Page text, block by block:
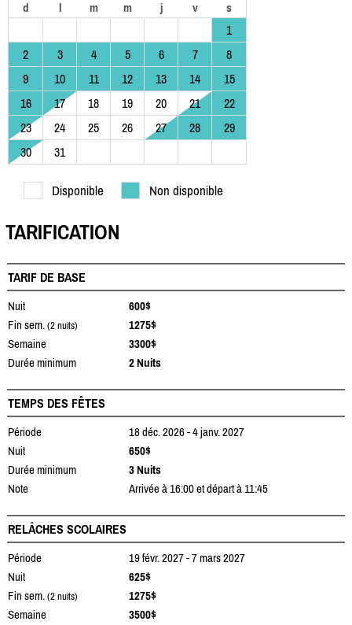
d l m m j v s
1
2
3 4 5 6 7
8
9
10 11 12 13 14
15
16
17 18 19 20 21
22
23
24 25 26 27 28
29
30
31
Disponible Non disponible
TARIFICATION
TARIF DE BASE
Nuit
600$
Fin sem. (2 nuits)
1275$
Semaine
3300$
Durée minimum
2 Nuits
TEMPS DES FÊTES
Période
18 déc. 2026 - 4 janv. 2027
Nuit
650$
Durée minimum
3 Nuits
Note
Arrivée à 16:00 et départ à 11:45
RELÂCHES SCOLAIRES
Période
19 févr. 2027 - 7 mars 2027
Nuit
625$
Fin sem. (2 nuits)
1275$
Semaine
3500$